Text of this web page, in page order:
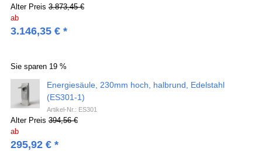
Alter Preis 3.873,45 €
ab
3.146,35 €*
Sie sparen 19 %
Energiesäule, 230mm hoch, halbrund, Edelstahl
(ES301-1)
Artikel-Nr.: ES301
Alter Preis 394,56 €
ab
295,92 €*